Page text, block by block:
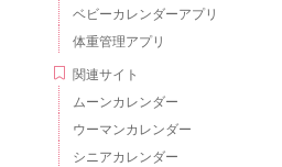
ベビーカレンダーアプリ
体重管理アプリ
関連サイト
ムーンカレンダー
ウーマンカレンダー
シニアカレンダー